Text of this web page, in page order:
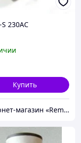
230AC
Купить
Интернет-магазин «Rem-elektronik»